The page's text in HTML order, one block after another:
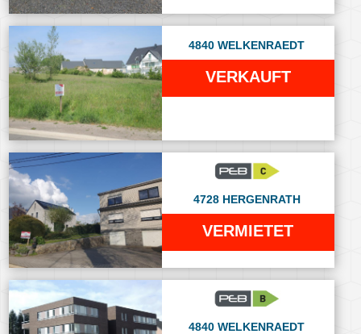
4840 WELKENRAEDT
VERKAUFT
4728 HERGENRATH
VERMIETET
4840 WELKENRAEDT